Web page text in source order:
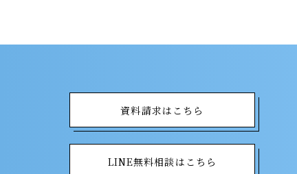
資料請求はこちら
LINE無料相談はこちら